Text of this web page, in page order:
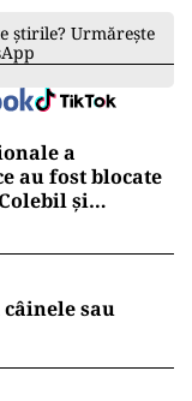
știrile? Urmărește
a
au fost blocate
și
câinele sau